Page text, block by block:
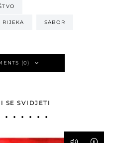
RIJEKA SABOR
(0)
SE SVIDJETI